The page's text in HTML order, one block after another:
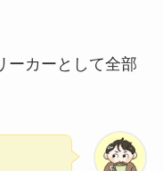
ーカーとして全部